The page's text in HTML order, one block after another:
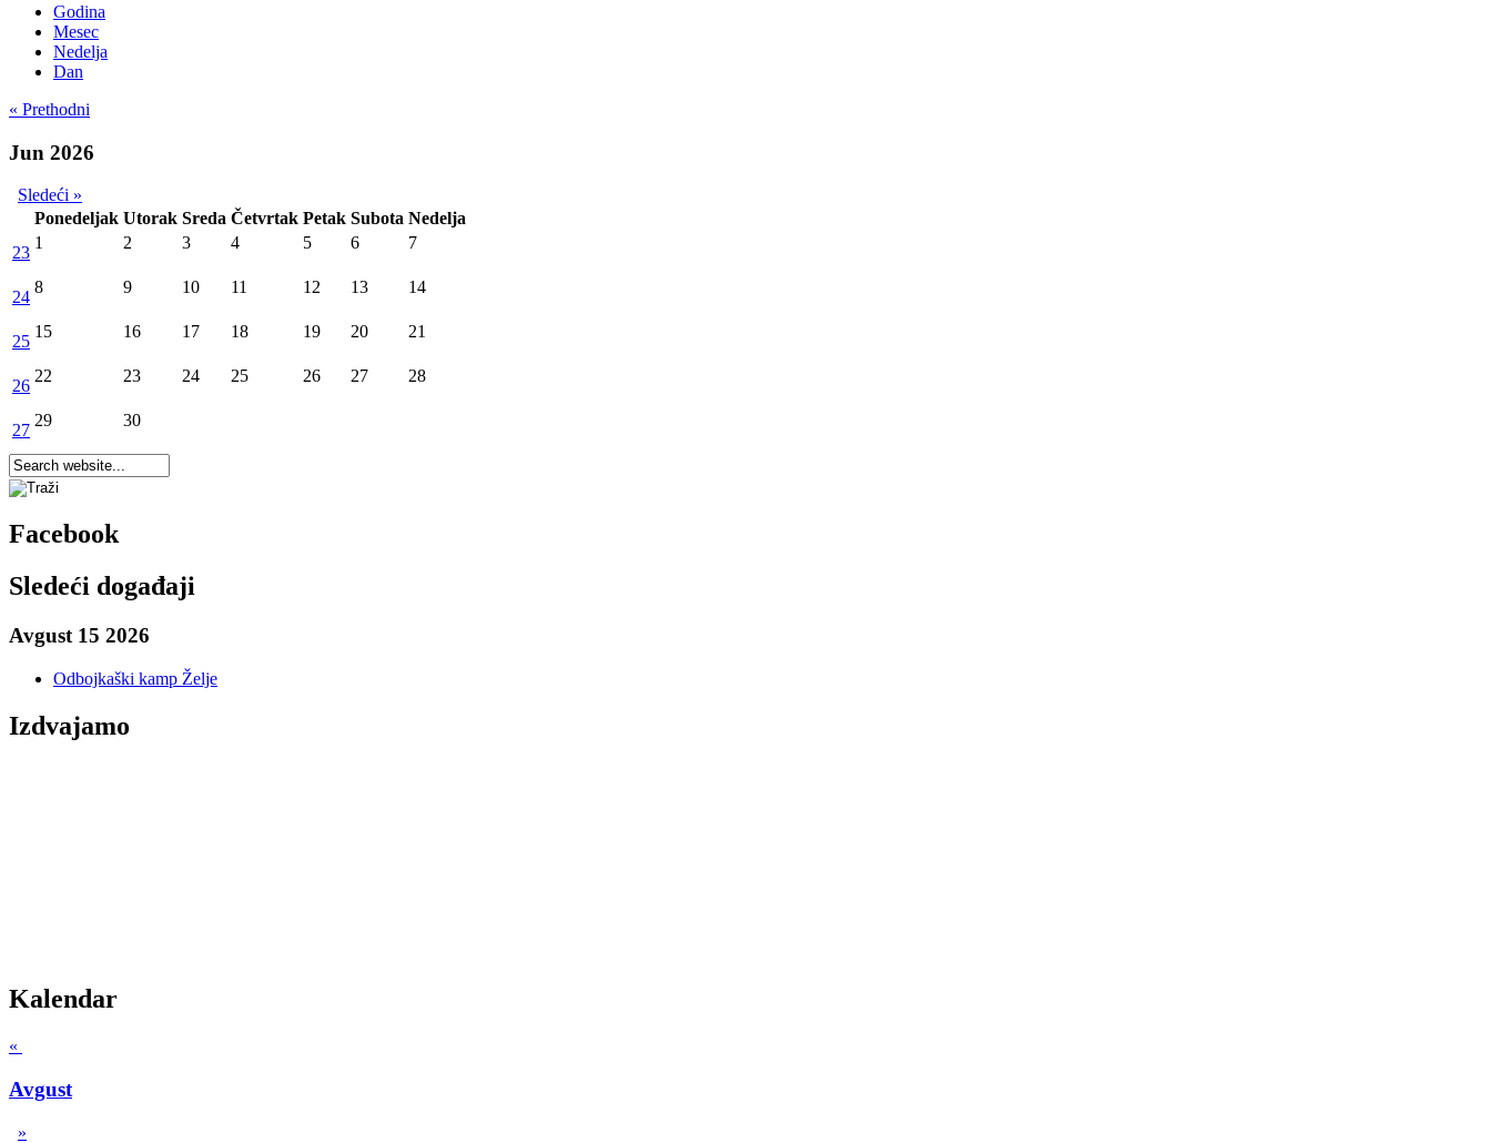
Godina
Mesec
Nedelja
Dan
« Prethodni
Jun 2026
Sledeći »
Ponedeljak Utorak Sreda Četvrtak Petak Subota Nedelja
23
1 2 3 4 5 6 7
24
8 9 10 11 12 13 14
25
15 16 17 18 19 20 21
26
22 23 24 25 26 27 28
27
29 30
Facebook
Sledeći događaji
Avgust 15 2026
Odbojkaški kamp Želje
Izdvajamo
Kalendar
«
Avgust
»